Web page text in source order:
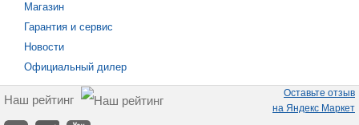
Магазин
Гарантия и сервис
Новости
Официальный дилер
Наш рейтинг
Оставьте отзыв
на Яндекс Маркет